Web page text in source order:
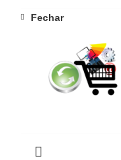
Fechar